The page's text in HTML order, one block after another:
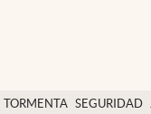
TORMENTA SEGURIDAD
Economía y finanzas